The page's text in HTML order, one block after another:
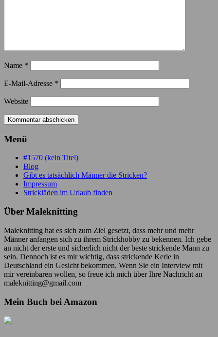
Name *
E-Mail-Adresse *
Website
Menü
#1570 (kein Titel)
Blog
Gibt es tatsächlich Männer die Stricken?
Impressum
Strickläden im Urlaub finden
Über Maleknitting
Maleknitting hat es sich zum Ziel gesetzt, dass mehr und mehr
Männer anfangen sich zu ihrem Strickhobby zu bekennen. Ich gebe
an nicht der erste und sicherlich nicht der beste strickende Mann zu
sein. Dennoch ist es mir wichtig, dass strickende Kerle in
Deutschland ein Gesicht bekommen. Wenn Sie ein Interview mit
mir vereinbaren wollen, so freue ich mich über Ihre Nachricht an
maleknitting@gmail.com
Mein Buch bei Amazon